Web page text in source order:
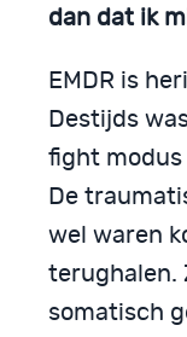
dan dat ik
EMDR is
Destijds
fight modus
De
wel waren
terughalen.
somatisch